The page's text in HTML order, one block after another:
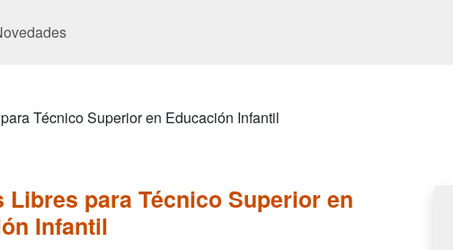
Técnico Superior en Educación Infantil
Libres para Técnico Superior en
Infantil